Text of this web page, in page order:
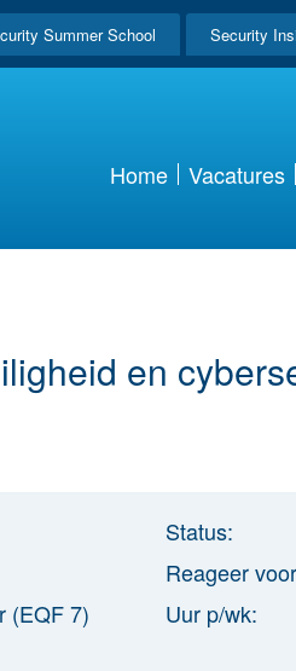
Summer School Security
Home Vacatures
en
(EQF 7)
Status:
Reageer
Uur p/wk: